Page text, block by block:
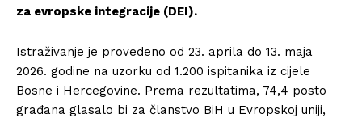
za evropske integracije (DEI).
Istraživanje je provedeno od 23. aprila do 13. maja
2026. godine na uzorku od 1.200 ispitanika iz cijele
Bosne i Hercegovine. Prema rezultatima, 74,4 posto
građana glasalo bi za članstvo BiH u Evropskoj uniji,